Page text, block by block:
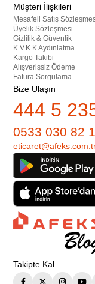
Müşteri İlişkileri
Mesafeli Satış
Üyelik Sözleşmesi
Gizlilik & Güvenlik
K.V.K.K Aydınlatma
Kargo Takibi
Alışverişsiz Ödeme
Fatura Sorgulama
Bize Ulaşın
444 5
0533 030 82
Takipte Kal